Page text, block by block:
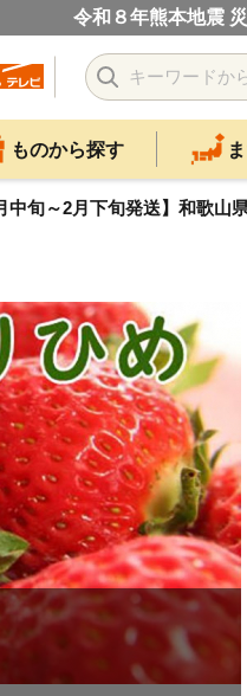
令和８年熊本地震
ものから探す
中旬～2月下旬発送】和歌山